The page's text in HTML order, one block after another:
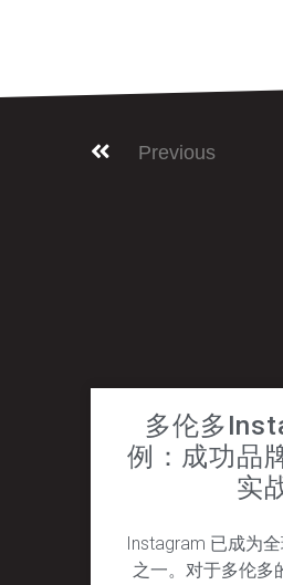
Previous
多伦多
例：成功品
实
Instagram 已成为
之一。对于多伦多